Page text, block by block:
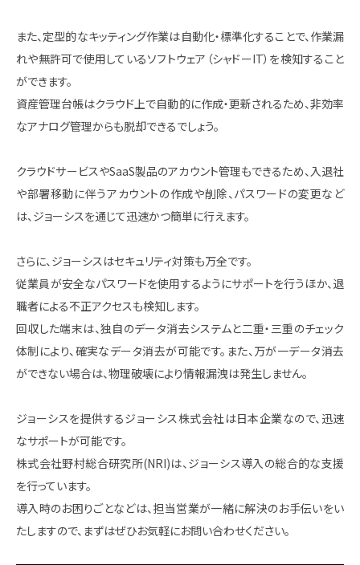
また、定型的なキッティング作業は自動化・標準化することで、作業漏
れや無許可で使用しているソフトウェア（シャドーIT）を検知すること
ができます。
資産管理台帳はクラウド上で自動的に作成・更新されるため、非効率
なアナログ管理からも脱却できるでしょう。
クラウドサービスやSaaS製品のアカウント管理もできるため、入退社
や部署移動に伴うアカウントの作成や削除、パスワードの変更など
は、ジョーシスを通じて迅速かつ簡単に行えます。
さらに、ジョーシスはセキュリティ対策も万全です。
従業員が安全なパスワードを使用するようにサポートを行うほか、退
職者による不正アクセスも検知します。
回収した端末は、独自のデータ消去システムと二重・三重のチェック
体制により、確実なデータ消去が可能です。また、万が一データ消去
ができない場合は、物理破壊により情報漏洩は発生しません。
ジョーシスを提供するジョーシス株式会社は日本企業なので、迅速
なサポートが可能です。
株式会社野村総合研究所(NRI)は、ジョーシス導入の総合的な支援
を行っています。
導入時のお困りごとなどは、担当営業が一緒に解決のお手伝いをい
たしますので、まずはぜひお気軽にお問い合わせください。